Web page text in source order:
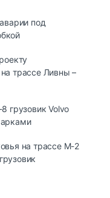
под
трассе Ливны –
грузовик Volvo
на трассе М-2